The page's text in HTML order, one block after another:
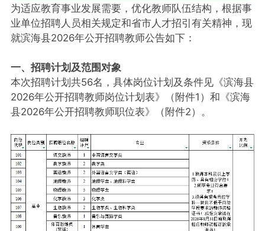
为适应教育事业发展需要，优化教师队伍结构，根据事
业单位招聘人员相关规定和省市人才招引有关精神，现
就滨海县2026年公开招聘教师公告如下：
一、招聘计划及范围对象
本次招聘计划共56名，具体岗位计划及条件见《滨海县
2026年公开招聘教师岗位计划表》（附件1）和《滨海
县2026年公开招聘教师职位表》（附件2）。